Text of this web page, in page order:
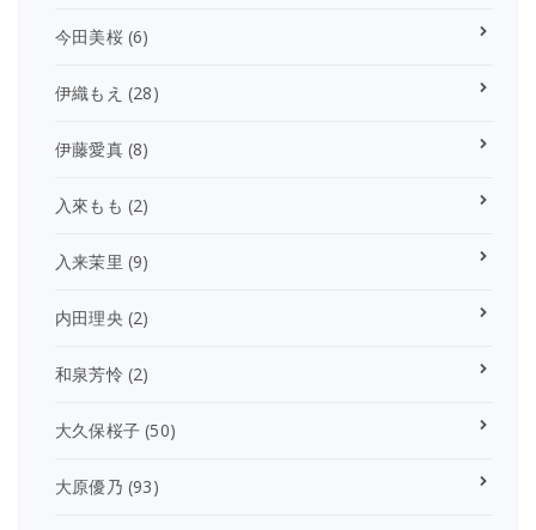
今田美桜(6)
伊織もえ (28)
伊藤愛真(8)
入來もも (2)
入来茉里 (9)
内田理央 (2)
和泉芳怜 (2)
大久保桜子 (50)
大原優乃 (93)